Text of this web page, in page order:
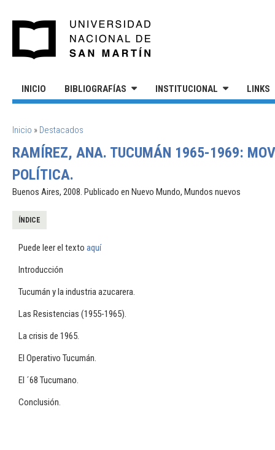
INICIO BIBLIOGRAFÍAS INSTITUCIONAL LINKS
SE ENCUENTRA USTED AQUÍ
Inicio » Destacados
RAMÍREZ, ANA. TUCUMÁN 1965-1969:
POLÍTICA.
Buenos Aires, 2008. Publicado en Nuevo Mundo, Mundos nuevos
ÍNDICE
Puede leer el texto aquí
Introducción
Tucumán y la industria azucarera.
Las Resistencias (1955-1965).
La crisis de 1965.
El Operativo Tucumán.
El ´68 Tucumano.
Conclusión.